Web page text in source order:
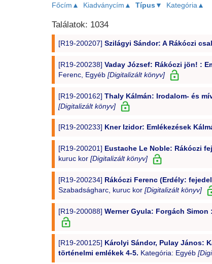
Főcím▲ Kiadványcím▲ Típus▼ Kategória▲
Találatok: 1034
[R19-200207] Szilágyi Sándor: A Rákóczi
[R19-200238] Vaday József: Rákóczi jön! :
Ferenc, Egyéb [Digitalizált könyv]
[R19-200162] Thaly Kálmán: Irodalom- és
[Digitalizált könyv]
[R19-200233] Kner Izidor: Emlékezések
[R19-200201] Eustache Le Noble: Rákóczi
kuruc kor [Digitalizált könyv]
[R19-200234] Rákóczi Ferenc (Erdély:
Szabadságharc, kuruc kor [Digitalizált könyv]
[R19-200088] Werner Gyula: Forgách Simon
[R19-200125] Károlyi Sándor, Pulay János:
történelmi emlékek 4-5. Kategória: Egyéb